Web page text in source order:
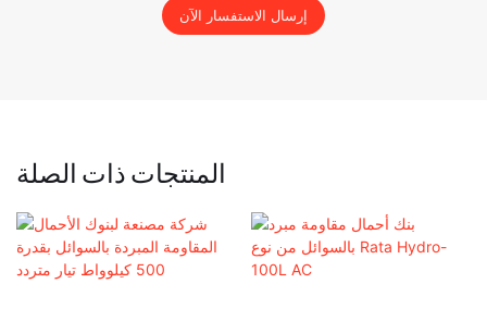
إرسال الاستفسار الآن
المنتجات ذات الصلة